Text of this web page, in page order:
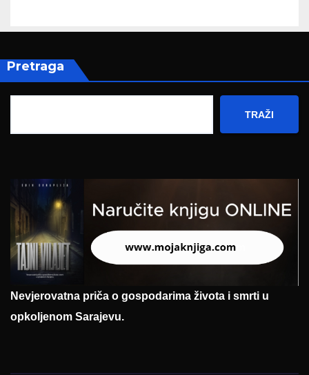
Pretraga
TRAŽI
Nevjerovatna priča o gospodarima života i smrti u
opkoljenom Sarajevu.